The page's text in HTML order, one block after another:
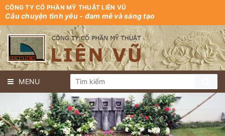
CÔNG TY CỔ PHẦN MỸ THUẬT LIÊN VŨ
Câu chuyện tình yêu - đam mê và sáng tạo
MENU